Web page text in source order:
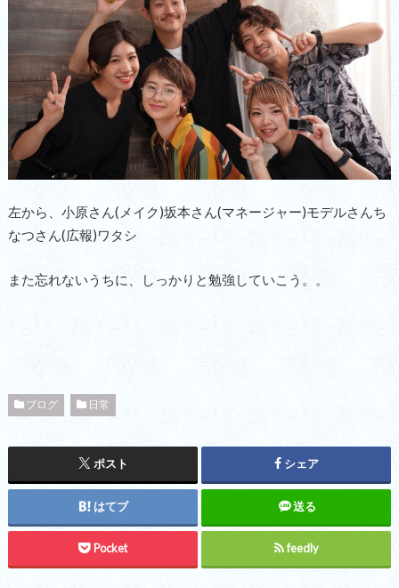
左から、小原さん(メイク)坂本さん(マネージャー)モデルさんち
なつさん(広報)ワタシ
また忘れないうちに、しっかりと勉強していこう。。
ブログ 日常
ポスト シェア
はてブ 送る
Pocket feedly